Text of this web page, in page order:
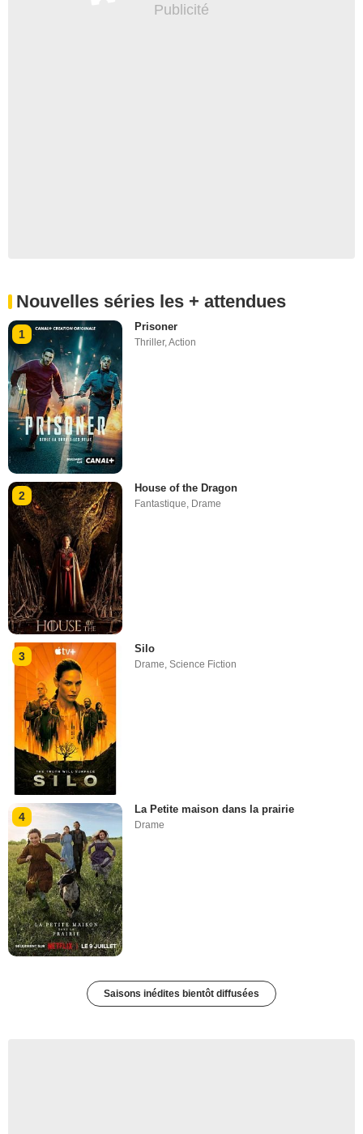
Nouvelles séries les + attendues
1
Prisoner
Thriller,Action
2
House of the Dragon
Fantastique Drame
3
Silo
Drame,Science Fiction
4
La Petite maison dans la prairie
Drame
Saisons inédites bientôt diffusées